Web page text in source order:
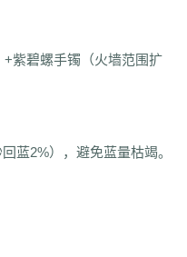
紫碧螺手镯（火墙范围扩
蓝2%），避免蓝量枯竭。